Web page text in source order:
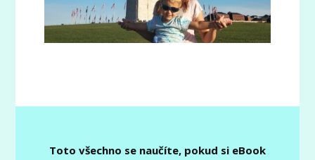
Toto všechno se naučíte, pokud si eBook